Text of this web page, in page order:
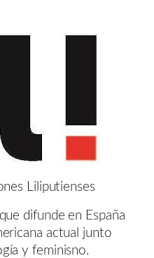
Liliputienses
difunde en España
actual junto
y feminisno.